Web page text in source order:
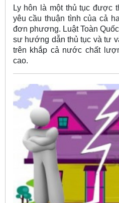
Ly hôn là một thủ tục được
yêu cầu thuận tình của cả
đơn phương. Luật Toàn
sư hướng dẫn thủ tục và tư
trên khắp cả nước chất
cao.